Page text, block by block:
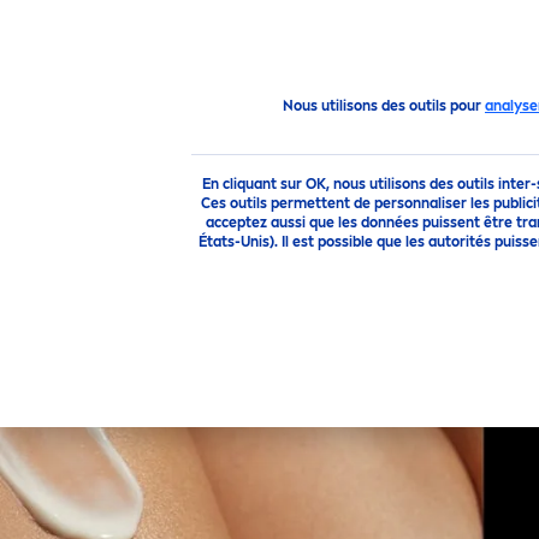
Nous utilisons des outils pour
En cliquant sur OK, nous utilisons des outils
Ces outils permettent de personnaliser les
acceptez aussi que les données puissent être
États-Unis). Il est possible que les autorités
ion Solaire Notre meilleureprotect